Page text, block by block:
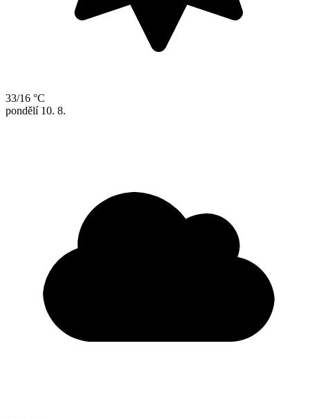
33/16 °C
pondělí 10. 8.